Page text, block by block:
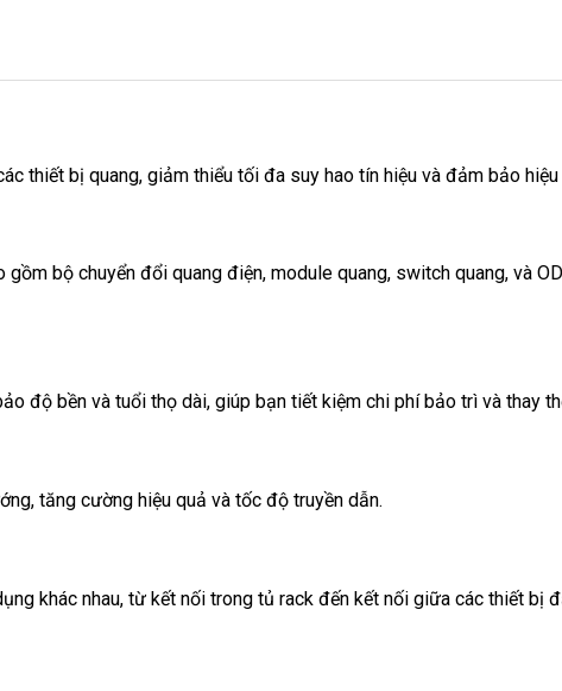
thiết bị quang, giảm thiểu tối đa suy hao tín hiệu và đảm bảo
bộ chuyển đổi quang điện, module quang, switch quang, và
độ bền và tuổi thọ dài, giúp bạn tiết kiệm chi phí bảo trì và thay
tăng cường hiệu quả và tốc độ truyền dẫn.
khác nhau, từ kết nối trong tủ rack đến kết nối giữa các thiết bị